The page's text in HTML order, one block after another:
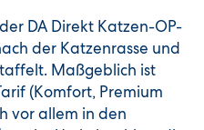
DA Direkt Katzen-OP-
der Katzenrasse und
Maßgeblich ist
(Komfort, Premium
vor allem in den